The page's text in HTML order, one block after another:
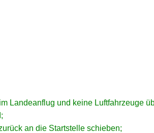
im Landeanflug und keine Luftfahrzeuge
an die Startstelle schieben;